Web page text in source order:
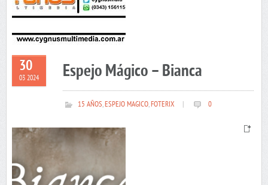
30
03 2024 Espejo Mágico – Bianca
15 AÑOS,ESPEJO MAGICO,FOTERIX 0